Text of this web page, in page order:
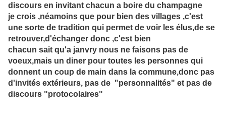
discours en invitant chacun a boire du champagne
je crois ,néamoins que pour bien des villages ,c'est
une sorte de tradition qui permet de voir les élus,de se
retrouver,d'échanger donc ,c'est bien
chacun sait qu'a janvry nous ne faisons pas de
voeux,mais un diner pour toutes les personnes qui
donnent un coup de main dans la commune,donc pas
d'invités extérieurs, pas de "personnalités" et pas de
discours "protocolaires"